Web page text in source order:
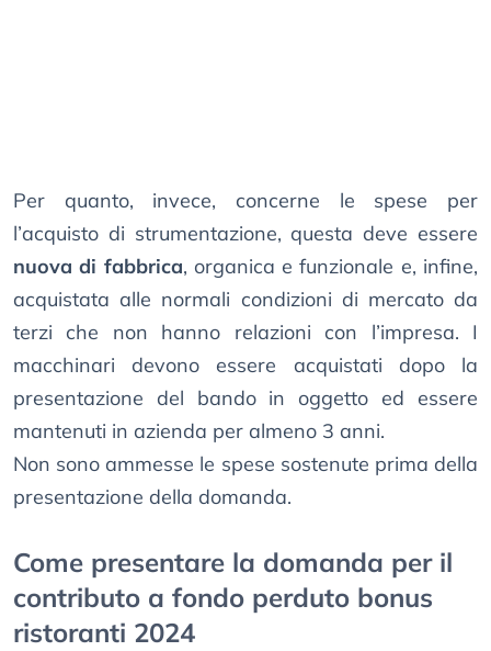
Per quanto, invece, concerne le spese per
l’acquisto di strumentazione, questa deve essere
nuova di fabbrica, organica e funzionale e, infine,
acquistata alle normali condizioni di mercato da
terzi che non hanno relazioni con l’impresa. I
macchinari devono essere acquistati dopo la
presentazione del bando in oggetto ed essere
mantenuti in azienda per almeno 3 anni.
Non sono ammesse le spese sostenute prima della
presentazione della domanda.
Come presentare la domanda per il
contributo a fondo perduto bonus
ristoranti 2024